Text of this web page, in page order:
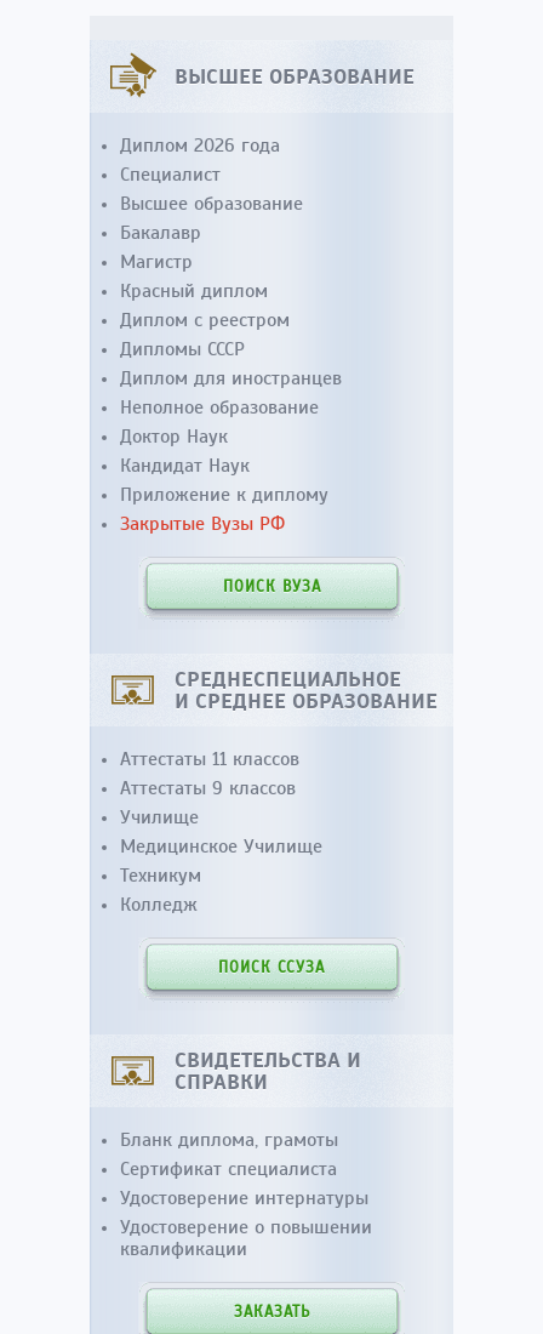
ВЫСШЕЕ ОБРАЗОВАНИЕ
Диплом 2026 года
Специалист
Высшее образование
Бакалавр
Магистр
Красный диплом
Диплом с реестром
Дипломы СССР
Диплом для иностранцев
Неполное образование
Доктор Наук
Кандидат Наук
Приложение к диплому
Закрытые Вузы РФ
ПОИСК ВУЗА
СРЕДНЕСПЕЦИАЛЬНОЕ
И СРЕДНЕЕ ОБРАЗОВАНИЕ
Аттестаты 11 классов
Аттестаты 9 классов
Училище
Медицинское Училище
Техникум
Колледж
ПОИСК ССУЗА
СВИДЕТЕЛЬСТВА И
СПРАВКИ
Бланк диплома, грамоты
Сертификат специалиста
Удостоверение интернатуры
Удостоверение о повышении
квалификации
ЗАКАЗАТЬ